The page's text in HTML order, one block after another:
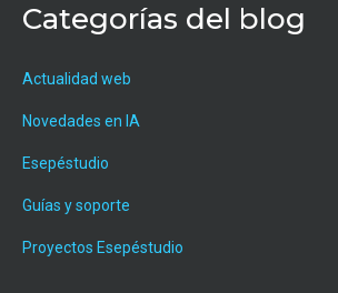
Categorías del blog
Actualidad web
Novedades en IA
Esepéstudio
Guías y soporte
Proyectos Esepéstudio